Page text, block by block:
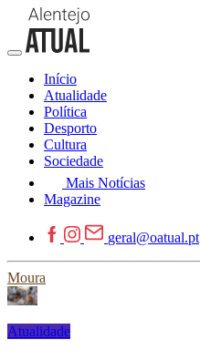
Início
Atualidade
Política
Desporto
Cultura
Sociedade
Mais Notícias
Magazine
geral@oatual.pt
Moura
Atualidade